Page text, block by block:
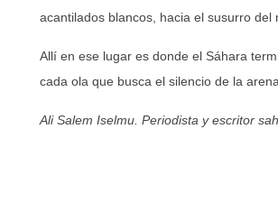
acantilados blancos, hacia el susurro del
Allí en ese lugar es donde el Sáhara
cada ola que busca el silencio de la
Ali Salem Iselmu. Periodista y escritor